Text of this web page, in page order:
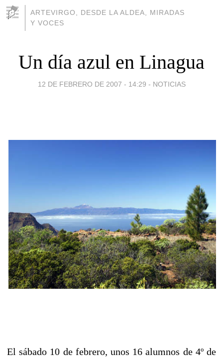
ARTEVIRGO, DESDE LA ALDEA, MIRADAS
Y VOCES
Un día azul en Linagua
12 DE FEBRERO DE 2007 - 14:29 - NOTICIAS
El sábado 10 de febrero, unos 16 alumnos de 4º de